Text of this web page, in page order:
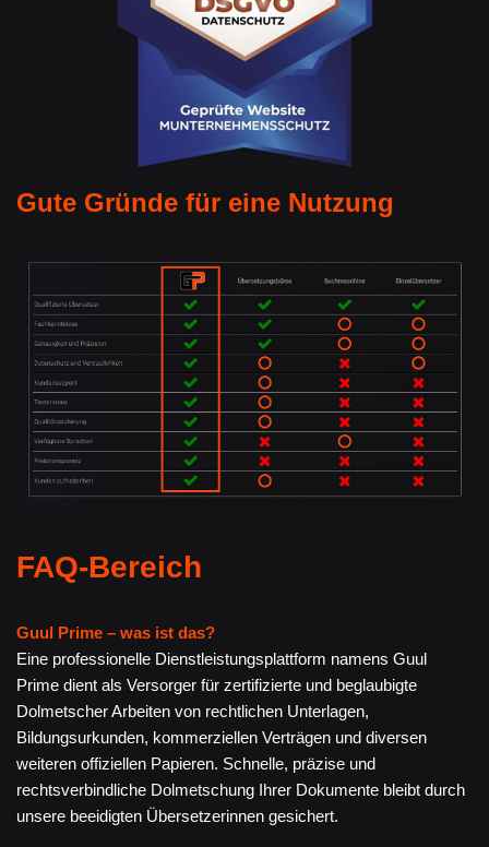
Gute Gründe für eine Nutzung
FAQ-Bereich
Guul Prime – was ist das?
Eine professionelle Dienstleistungsplattform namens Guul
Prime dient als Versorger für zertifizierte und beglaubigte
Dolmetscher Arbeiten von rechtlichen Unterlagen,
Bildungsurkunden, kommerziellen Verträgen und diversen
weiteren offiziellen Papieren. Schnelle, präzise und
rechtsverbindliche Dolmetschung Ihrer Dokumente bleibt durch
unsere beeidigten Übersetzerinnen gesichert.